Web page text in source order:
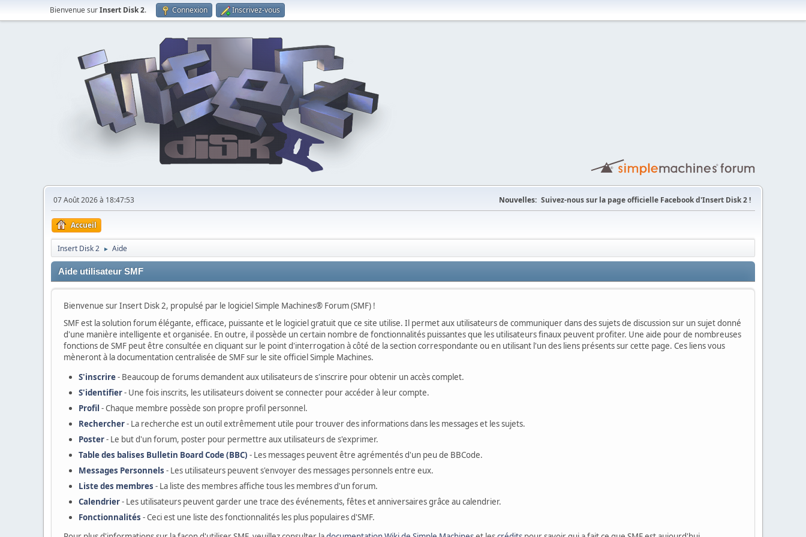
Bienvenue surInsert Disk 2. Connexion Inscrivez-vous
07 Août 2026 à 18:47:53 Nouvelles: Suivez-nous sur la page officielle Facebook d'Insert Disk 2 !
Accueil
Insert Disk 2 ► Aide
Aide utilisateur SMF
Bienvenue sur Insert Disk 2, propulsé par le logiciel Simple Machines® Forum (SMF) !
SMF est la solution forum élégante, efficace, puissante et le logiciel gratuit que ce site utilise. Il permet aux utilisateurs de communiquer dans des sujets de discussion sur un sujet donné
d'une manière intelligente et organisée. En outre, il possède un certain nombre de fonctionnalités puissantes que les utilisateurs finaux peuvent profiter. Une aide pour de nombreuses
fonctions de SMF peut être consultée en cliquant sur le point d'interrogation à côté de la section correspondante ou en utilisant l'un des liens présents sur cette page. Ces liens vous
mèneront à la documentation centralisée de SMF sur le site officiel Simple Machines.
S'inscrire- Beaucoup de forums demandent aux utilisateurs de s'inscrire pour obtenir un accès complet.
S'identifier- Une fois inscrits, les utilisateurs doivent se connecter pour accéder à leur compte.
Profil - Chaque membre possède son propre profil personnel.
Rechercher- La recherche est un outil extrêmement utile pour trouver des informations dans les messages et les sujets.
Poster- Le but d'un forum, poster pour permettre aux utilisateurs de s'exprimer.
Table des balises Bulletin Board Code (BBC) - Les messages peuvent être agrémentés d'un peu de BBCode.
Messages Personnels - Les utilisateurs peuvent s'envoyer des messages personnels entre eux.
Liste des membres - La liste des membres affiche tous les membres d'un forum.
Calendrier- Les utilisateurs peuvent garder une trace des événements, fêtes et anniversaires grâce au calendrier.
Fonctionnalités - Ceci est une liste des fonctionnalités les plus populaires d'SMF.